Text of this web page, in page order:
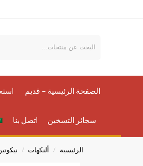
الصفحة الرئيسية – قدیم
سجائر التسخين اتصل بنا
الرئيسية / ألنكهات /